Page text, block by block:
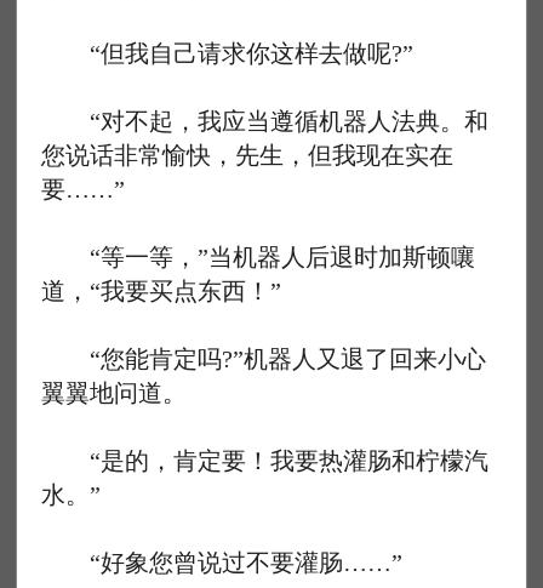
“但我自己请求你这样去做呢?”
“对不起，我应当遵循机器人法典。和
您说话非常愉快，先生，但我现在实在
要……”
“等一等，”当机器人后退时加斯顿嚷
道，“我要买点东西！”
“您能肯定吗?”机器人又退了回来小心
翼翼地问道。
“是的，肯定要！我要热灌肠和柠檬汽
水。”
“好象您曾说过不要灌肠……”